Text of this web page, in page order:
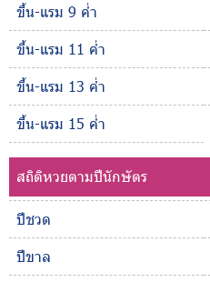
ขึ้น-แรม 9 ค่ำ
ขึ้น-แรม 11 ค่ำ
ขึ้น-แรม 13 ค่ำ
ขึ้น-แรม 15 ค่ำ
สถิติหวยตามปีนักษัตร
ปีชวด
ปีขาล